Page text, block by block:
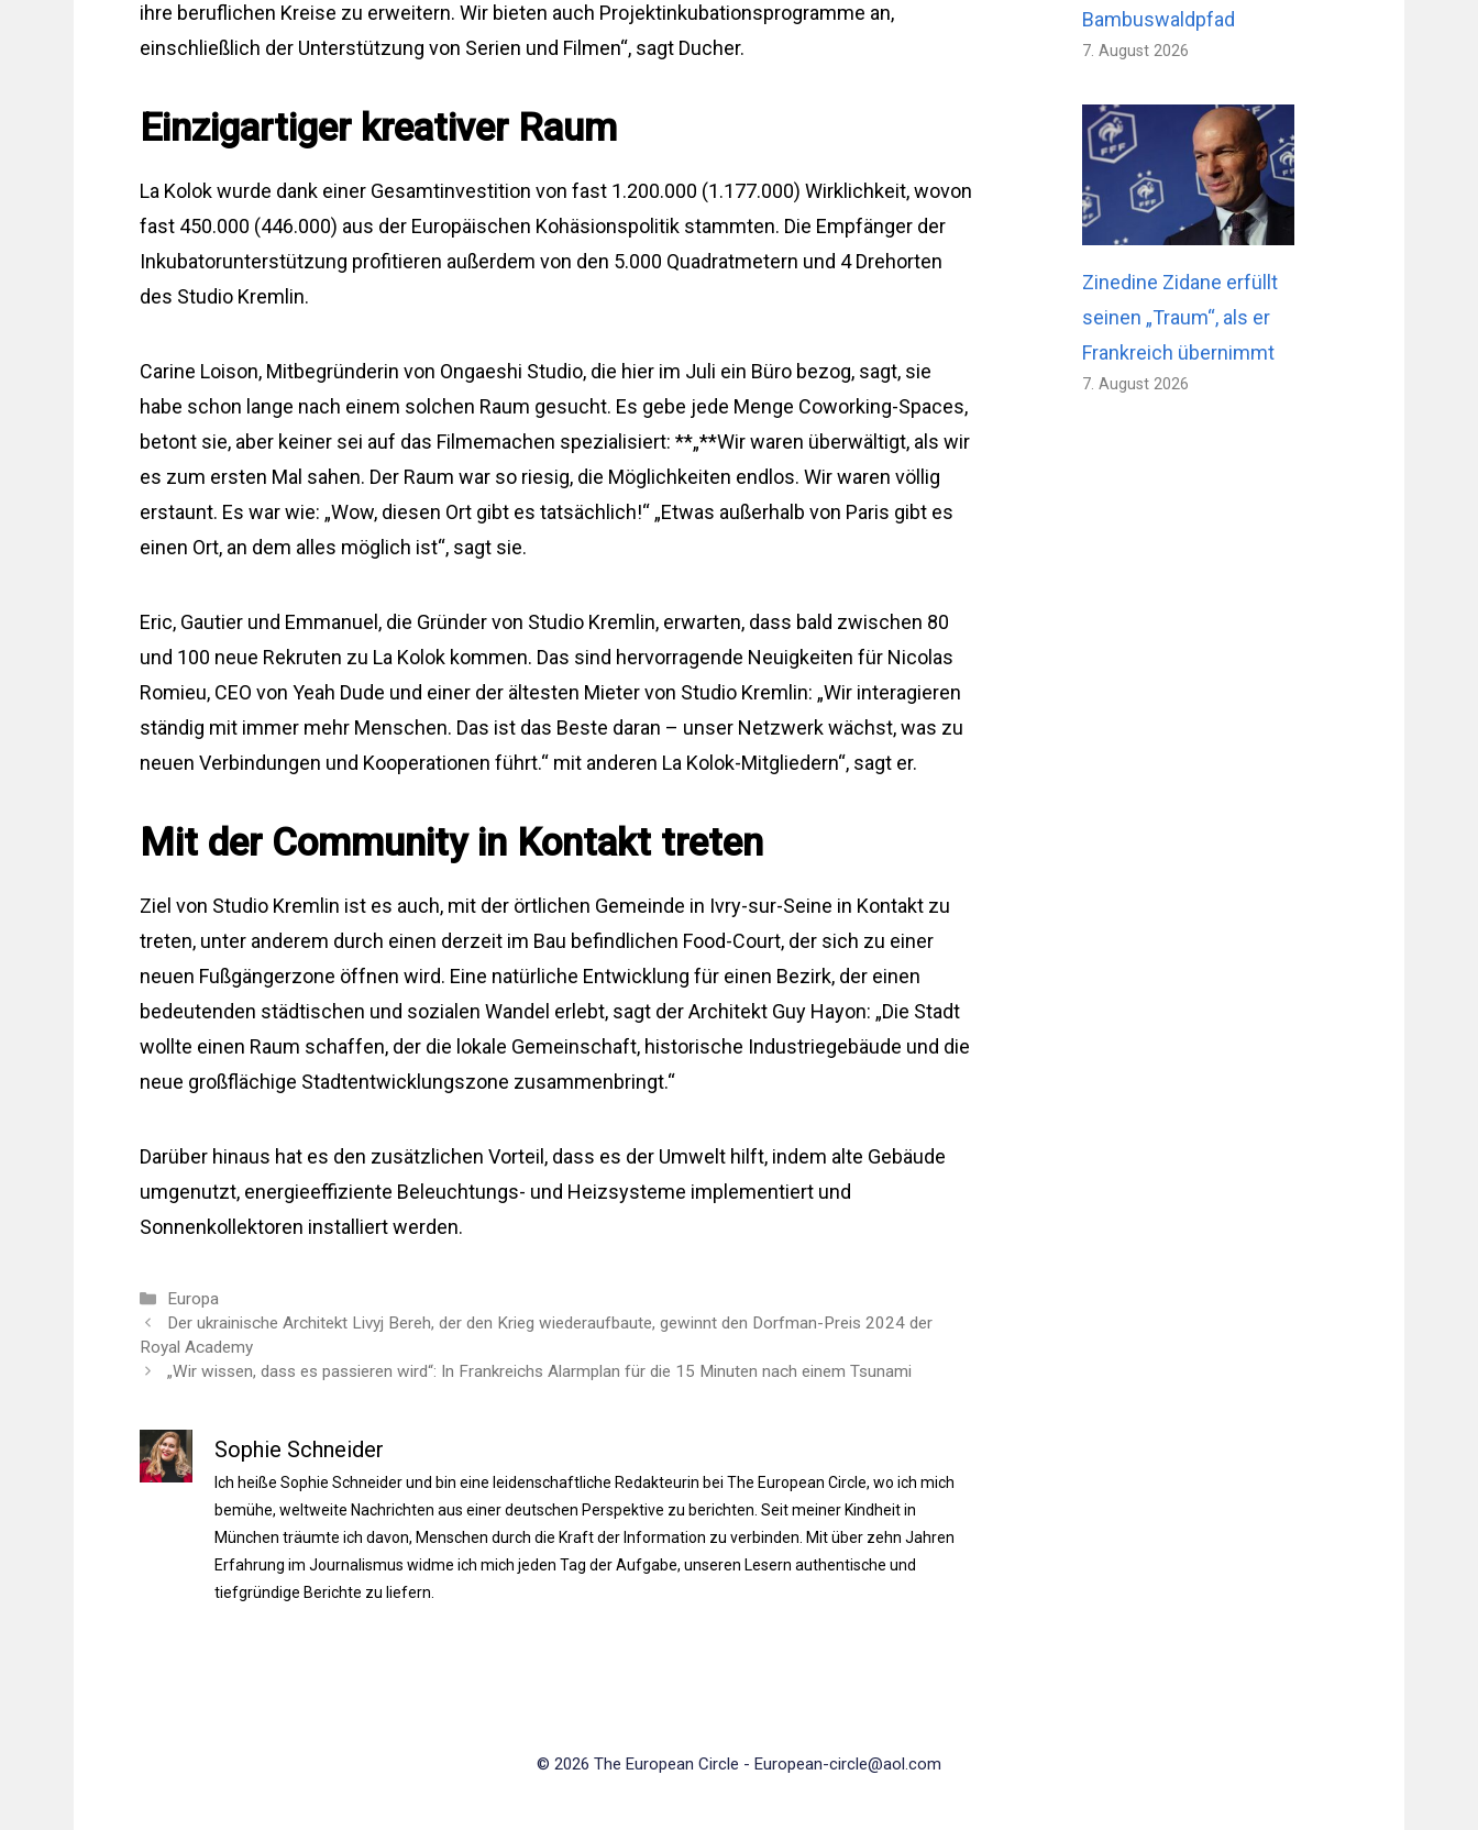
ihre beruflichen Kreise zu erweitern. Wir bieten auch Projektinkubationsprogramme an,
einschließlich der Unterstützung von Serien und Filmen“, sagt Ducher.
Einzigartiger kreativer Raum
La Kolok wurde dank einer Gesamtinvestition von fast 1.200.000 (1.177.000) Wirklichkeit, wovon
fast 450.000 (446.000) aus der Europäischen Kohäsionspolitik stammten. Die Empfänger der
Inkubatorunterstützung profitieren außerdem von den 5.000 Quadratmetern und 4 Drehorten
des Studio Kremlin.
Carine Loison, Mitbegründerin von Ongaeshi Studio, die hier im Juli ein Büro bezog, sagt, sie
habe schon lange nach einem solchen Raum gesucht. Es gebe jede Menge Coworking-Spaces,
betont sie, aber keiner sei auf das Filmemachen spezialisiert: **„**Wir waren überwältigt, als wir
es zum ersten Mal sahen. Der Raum war so riesig, die Möglichkeiten endlos. Wir waren völlig
erstaunt. Es war wie: „Wow, diesen Ort gibt es tatsächlich!“ „Etwas außerhalb von Paris gibt es
einen Ort, an dem alles möglich ist“, sagt sie.
Eric, Gautier und Emmanuel, die Gründer von Studio Kremlin, erwarten, dass bald zwischen 80
und 100 neue Rekruten zu La Kolok kommen. Das sind hervorragende Neuigkeiten für Nicolas
Romieu, CEO von Yeah Dude und einer der ältesten Mieter von Studio Kremlin: „Wir interagieren
ständig mit immer mehr Menschen. Das ist das Beste daran – unser Netzwerk wächst, was zu
neuen Verbindungen und Kooperationen führt.“ mit anderen La Kolok-Mitgliedern“, sagt er.
Mit der Community in Kontakt treten
Ziel von Studio Kremlin ist es auch, mit der örtlichen Gemeinde in Ivry-sur-Seine in Kontakt zu
treten, unter anderem durch einen derzeit im Bau befindlichen Food-Court, der sich zu einer
neuen Fußgängerzone öffnen wird. Eine natürliche Entwicklung für einen Bezirk, der einen
bedeutenden städtischen und sozialen Wandel erlebt, sagt der Architekt Guy Hayon: „Die Stadt
wollte einen Raum schaffen, der die lokale Gemeinschaft, historische Industriegebäude und die
neue großflächige Stadtentwicklungszone zusammenbringt.“
Darüber hinaus hat es den zusätzlichen Vorteil, dass es der Umwelt hilft, indem alte Gebäude
umgenutzt, energieeffiziente Beleuchtungs- und Heizsysteme implementiert und
Sonnenkollektoren installiert werden.
Kategorien
Europa
Der ukrainische Architekt Livyj Bereh, der den Krieg wiederaufbaute, gewinnt den Dorfman-Preis 2024 der
Royal Academy
„Wir wissen, dass es passieren wird“: In Frankreichs Alarmplan für die 15 Minuten nach einem Tsunami
Sophie Schneider
Ich heiße Sophie Schneider und bin eine leidenschaftliche Redakteurin bei The European Circle, wo ich mich
bemühe, weltweite Nachrichten aus einer deutschen Perspektive zu berichten. Seit meiner Kindheit in
München träumte ich davon, Menschen durch die Kraft der Information zu verbinden. Mit über zehn Jahren
Erfahrung im Journalismus widme ich mich jeden Tag der Aufgabe, unseren Lesern authentische und
tiefgründige Berichte zu liefern.
Bambuswaldpfad
7. August 2026
Zinedine Zidane erfüllt
seinen „Traum“, als er
Frankreich übernimmt
7. August 2026
© 2026 The European Circle - European-circle@aol.com